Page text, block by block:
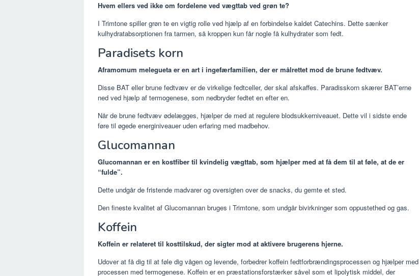
Hvem ellers ved ikke om fordelene ved vægttab ved grøn te?
I Trimtone spiller grøn te en vigtig rolle ved hjælp af en forbindelse kaldet Catechins. Dette sænker
kulhydratabsorptionen fra tarmen, så kroppen kun får nogle få kulhydrater som fedt.
Paradisets korn
Aframomum melegueta er en art i ingefærfamilien, der er målrettet mod de brune fedtvæv.
Disse BAT eller brune fedtvæv er de virkelige fedtceller, der skal afskaffes. Paradisskorn skærer BAT’erne
ned ved hjælp af termogenese, som nedbryder fedtet en efter en.
Når de brune fedtvæv ødelægges, hjælper de med at regulere blodsukkerniveauet. Dette vil i sidste ende
føre til øgede energiniveauer uden erfaring med madbehov.
Glucomannan
Glucomannan er en kostfiber til kvindelig vægttab, som hjælper med at få dem til at føle, at de er
“fulde”.
Dette undgår de fristende madvarer og oversigten over de snacks, du gemte et sted.
Den fineste kvalitet af Glucomannan bruges i Trimtone, som undgår bivirkninger som oppustethed og gas.
Koffein
Koffein er relateret til kosttilskud, der sigter mod at aktivere brugerens hjerne.
Udover at få dig til at føle dig vågen og levende, forbedrer koffein fedtforbrændingsprocessen og hjælper med
processen med termogenese. Koffein er en præstationsforstærker såvel som et lipolytisk middel, der